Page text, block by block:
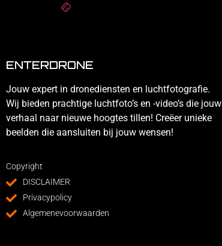
ENTERDRONE
Jouw expert in dronediensten en luchtfotografie.
Wij bieden prachtige luchtfoto’s en -video’s die jouw
verhaal naar nieuwe hoogtes tillen! Creëer unieke
beelden die aansluiten bij jouw wensen!
Copyright
DISCLAIMER
Privacypolicy
Algemenevoorwaarden